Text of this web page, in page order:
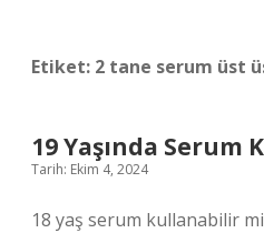
Etiket: 2 tane serum üst
19 Yaşında Serum
Tarih: Ekim 4, 2024
18 yaş serum kullanabilir